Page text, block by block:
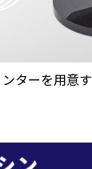
ターを用意す